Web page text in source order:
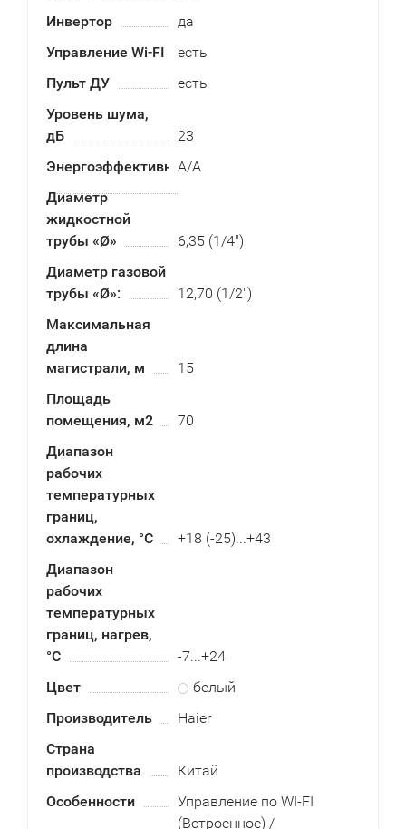
Инвертор
да
Управление Wi-FI
есть
Пульт ДУ
есть
Уровень шума,
дБ
23
Энергоэффективность
А/А
Диаметр
жидкостной
трубы «Ø»
6,35 (1/4")
Диаметр газовой
трубы «Ø»:
12,70 (1/2")
Максимальная
длина
магистрали, м
15
Площадь
помещения, м2
70
Диапазон
рабочих
температурных
границ,
охлаждение, °C
+18 (-25)...+43
Диапазон
рабочих
температурных
границ, нагрев,
°C
-7...+24
Цвет
белый
Производитель
Haier
Страна
производства
Китай
Особенности
Управление по WI-FI
(Встроенное) /